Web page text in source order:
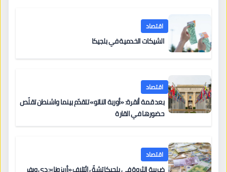
اقتصاد
الشيكات الخدمية في بلجيكا
اقتصاد
بعد قمة أنقرة: «أوربة الناتو» تتقدّم بينما واشنطن تقلّص
حضورها في القارة
اقتصاد